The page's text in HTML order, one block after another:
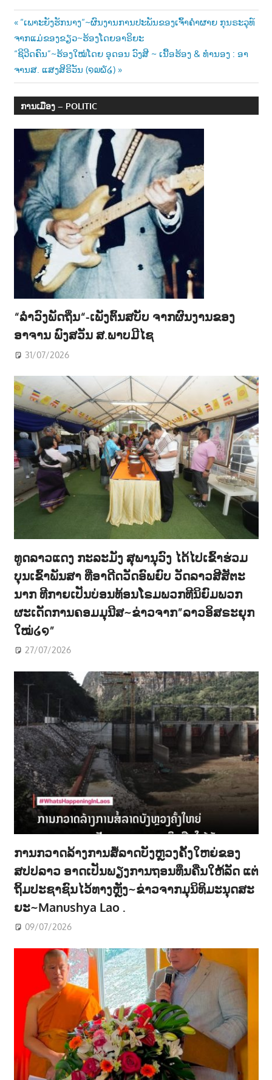
Post
navigation
Previous
Post:
“ເພາະຍັງຮັກນາງ“~ຜົນງານການປະພັນຂອງເຈົ້າຄຳຜາຍ ກຸນຣະວຸທ໌
ຈາກແມ່ຂອງຂຽວ~ຮ້ອງໂດຍອາຣິຍະ
Next
Post:
“ຊິວີດຄົນ”~ຮ້ອງໃໝ່ໂດຍ ອຸດອນ ວົງສີ ~ ເນື້ອຮ້ອງ & ທຳນອງ : ອາ
ຈານສ. ແສງສິຣິວັນ (໑໙໖໒)
ການເມືອງ – POLITIC
“ລຳວົງພັດຖິ່ນ“-ເພັງຕົ້ນສບັບ ຈາກຜົນງານຂອງ
ອາຈານ ພົງສວັນ ສ.ພາບມີໄຊ
31/07/2026
ທູດລາວແດງ ກະລະມັງ ສຸພານຸວົງ ໄດ້ໄປເຂົ້າຮ່ວມ
ບຸນເຂົ້າພັນສາ ທີ່ອາດີດວັດອົພຍົບ ວັດລາວສີສັຕະ
ນາກ ທີກາຍເປັນບ່ອນທ້ອນໂຣມພວກທີນິຍົມພວກ
ຜະເດັດການຄອມມຸນີສ~ຂ່າວຈາກ”ລາວອິສຣະຍຸກ
ໃໝ່໒໑”
27/07/2026
ການກວາດລ້າງການສໍ້ລາດບັງຫຼວງຄັ້ງໃຫຍ່ຂອງ
ສປປລາວ ອາດເປັນພຽງການຖອນທຶນຄືນໃຫ້ລັດ ແຕ່
ຖິ້ມປະຊາຊົນໄວ້ທາງຫຼັງ~ຂ່າວຈາກມຸນິທິມະນຸດສະ
ຍະ~Manushya Lao .
09/07/2026